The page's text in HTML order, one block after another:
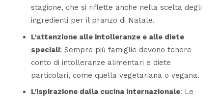
stagione, che si riflette anche nella scelta degli
ingredienti per il pranzo di Natale.
L’attenzione alle intolleranze e alle diete
speciali: Sempre più famiglie devono tenere
conto di intolleranze alimentari e diete
particolari, come quella vegetariana o vegana.
L’ispirazione dalla cucina internazionale: Le